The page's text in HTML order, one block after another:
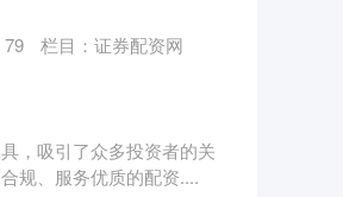
79 栏目： 证券配资网
，吸引了众多投资者的关
规、服务优质的配资....